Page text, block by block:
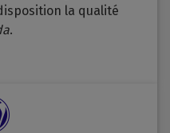
la qualité
.